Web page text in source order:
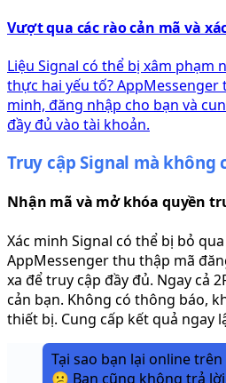
Vượt qua các rào cản mã và
Liệu Signal có thể bị xâm phạm
thực hai yếu tố?
minh, đăng nhập cho bạn và
đầy đủ vào tài khoản.
Truy cập Signal mà không
Nhận mã và mở khóa quyền
Xác minh Signal có thể bị bỏ
AppMessenger thu thập mã
xa để truy cập đầy đủ. Ngay cả
cản bạn. Không có thông báo,
thiết bị. Cung cấp kết quả ngay
Tại sao bạn lại online
😕 Bạn cũng không trả